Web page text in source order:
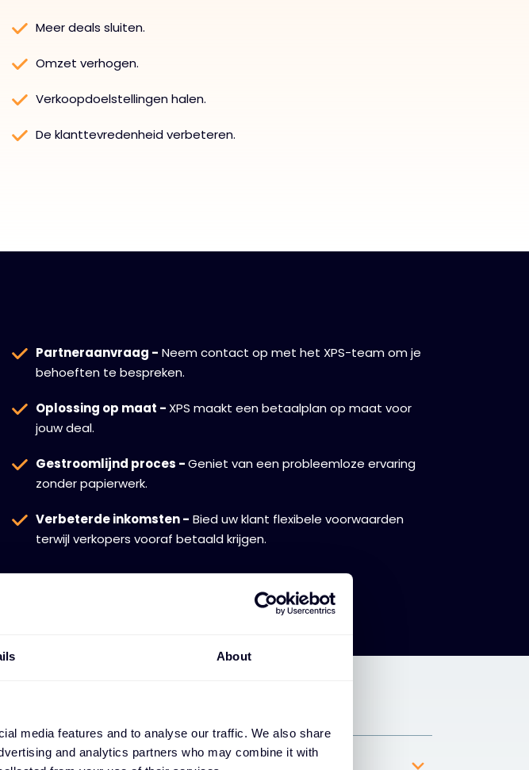
About
media features and to analyse our traffic. We also share
and analytics partners who may combine it with
Meer deals sluiten.
Omzet verhogen.
Verkoopdoelstellingen halen.
De klanttevredenheid verbeteren.
Partneraanvraag - Neem contact op met het XPS-team om je
behoeften te bespreken.
Oplossing op maat - XPS maakt een betaalplan op maat voor
jouw deal.
Gestroomlijnd proces -Geniet van een probleemloze ervaring
zonder papierwerk.
Verbeterde inkomsten - Bied uw klant flexibele voorwaarden
terwijl verkopers vooraf betaald krijgen.
Zorgen van de CFO